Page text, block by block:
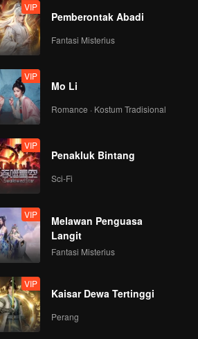
VIP
Pemberontak Abadi
Fantasi Misterius
VIP
Mo Li
Romance · Kostum Tradisional
VIP
Penakluk Bintang
Sci-Fi
VIP
Melawan Penguasa
Langit
Fantasi Misterius
VIP
Kaisar Dewa Tertinggi
Perang